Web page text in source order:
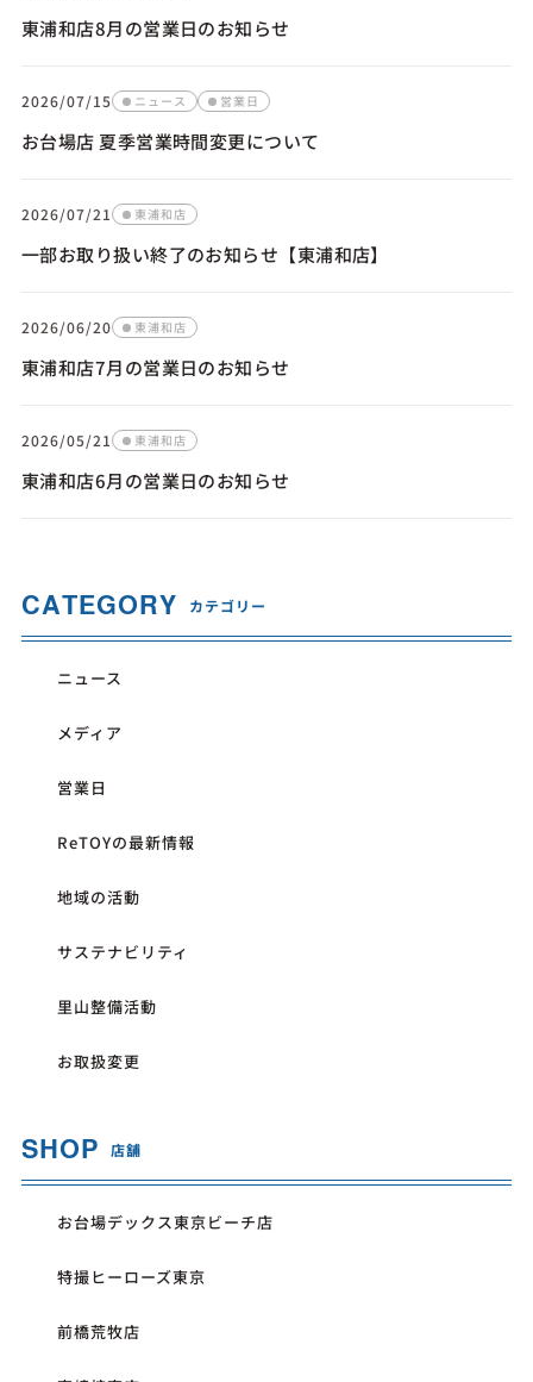
東浦和店8月の営業日のお知らせ
2026/07/15 ニュース 営業日
お台場店 夏季営業時間変更について
2026/07/21 東浦和店
一部お取り扱い終了のお知らせ【東浦和店】
2026/06/20 東浦和店
東浦和店7月の営業日のお知らせ
2026/05/21 東浦和店
東浦和店6月の営業日のお知らせ
CATEGORY カテゴリー
ニュース
メディア
営業日
ReTOYの最新情報
地域の活動
サステナビリティ
里山整備活動
お取扱変更
SHOP 店舗
お台場デックス東京ビーチ店
特撮ヒーローズ東京
前橋荒牧店